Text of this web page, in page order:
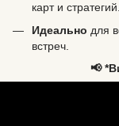
карт и стратегий.
Идеально для
встреч.
📢